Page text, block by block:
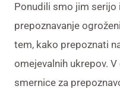
Ponudili smo jim serijo
prepoznavanje
tem, kako prepoznati
omejevalnih ukrepov.
smernice za